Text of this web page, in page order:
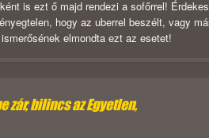
is ezt ő majd rendezi a sofőrrel!
hogy az uberrel beszélt, vagy
elmondta ezt az esetet!
zár, bilincs az Egyetlen,